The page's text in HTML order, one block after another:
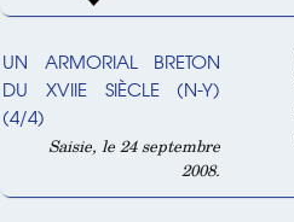
UN ARMORIAL BRETON
DU XVIIE SIÈCLE (N-Y)
(4/4)
Saisie, le 24 septembre
2008.